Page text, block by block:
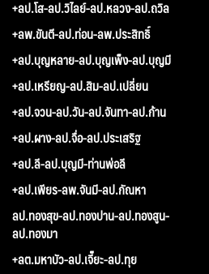
+ลป.โส-ลป.วิไลย์-ลป.หลวง-ลป.ถวิล
+ลพ.ขันตี-ลป.ท่อน-ลพ.ประสิทธิ์
+ลป.บุญหลาย-ลป.บุญเพ็ง-ลป.บุญมี
+ลป.เหรียญ-ลป.สิม-ลป.เปลี่ยน
+ลป.จวน-ลป.วัน-ลป.จันทา-ลป.ก้าน
+ลป.ผาง-ลป.จื่อ-ลป.ประเสริฐ
+ลป.ลี-ลป.บุญมี-ท่านพ่อลี
+ลป.เพียร-ลพ.จันมี-ลป.กัณหา
ลป.ทองสุข-ลป.ทองปาน-ลป.ทองสูน-
ลป.ทองมา
+ลต.มหาบัว-ลป.เจี๊ยะ-ลป.ทุย